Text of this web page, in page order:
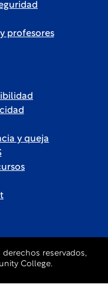
profesores
y queja
reservados,
College.